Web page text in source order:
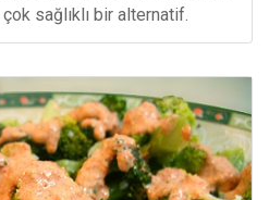
sağlıklı bir alternatif.